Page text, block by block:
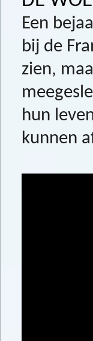
Een
bij de
zien,
hun
kunnen